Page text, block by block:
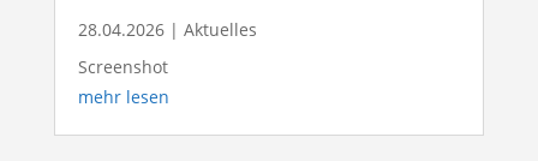
28.04.2026| Aktuelles
Screenshot
mehr lesen